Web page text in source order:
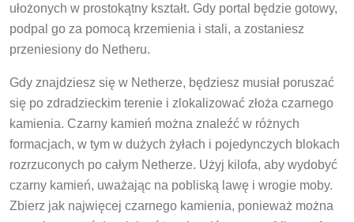
ułożonych w prostokątny kształt. Gdy portal będzie gotowy,
podpal go za pomocą krzemienia i stali, a zostaniesz
przeniesiony do Netheru.
Gdy znajdziesz się w Netherze, będziesz musiał poruszać
się po zdradzieckim terenie i zlokalizować złoża czarnego
kamienia. Czarny kamień można znaleźć w różnych
formacjach, w tym w dużych żyłach i pojedynczych blokach
rozrzuconych po całym Netherze. Użyj kilofa, aby wydobyć
czarny kamień, uważając na pobliską lawę i wrogie moby.
Zbierz jak najwięcej czarnego kamienia, ponieważ można